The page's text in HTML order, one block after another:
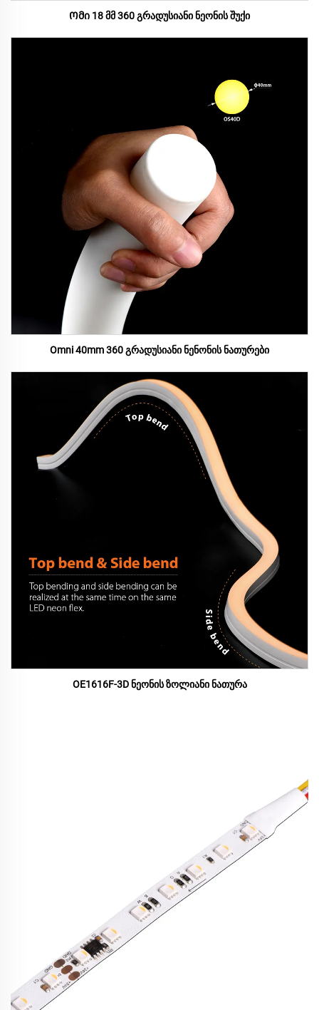
Ომი 18 მმ 360 გრადუსიანი ნეონის შუქი
Omni 40mm 360 გრადუსიანი ნენონის ნათურები
OE1616F-3D ნეონის ზოლიანი ნათურა